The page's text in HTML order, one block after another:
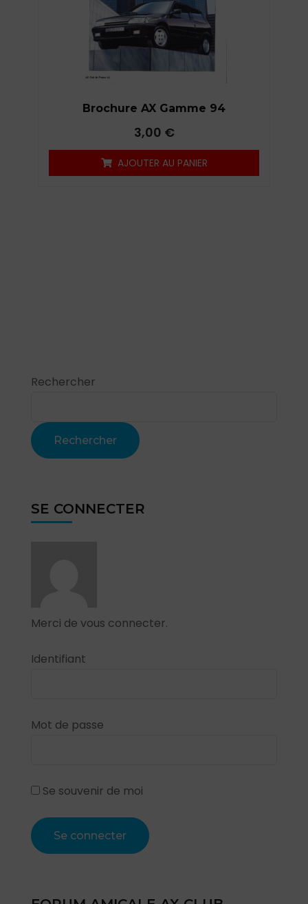
Brochure AX Gamme 94
3,00 €
AJOUTER AU PANIER
Rechercher
Rechercher
SE CONNECTER
Merci de vous connecter.
Identifiant
Mot de passe
Se souvenir de moi